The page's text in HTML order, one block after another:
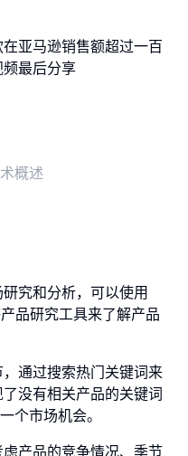
亚马逊销售额超过一百
最后分享
概述
究和分析，可以使用
品研究工具来了解产品
通过搜索热门关键词来
没有相关产品的关键词
个市场机会。
产品的竞争情况、季节